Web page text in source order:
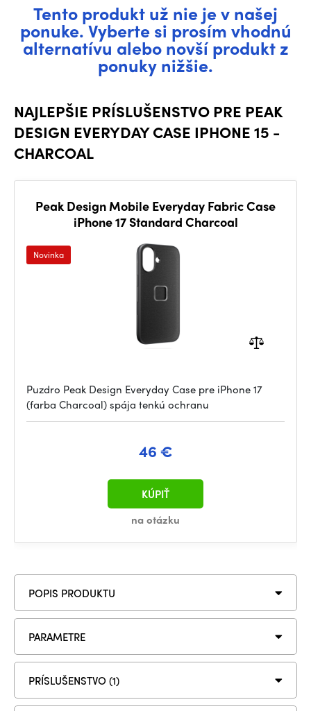
Tento produkt už nie je v našej
ponuke. Vyberte si prosím vhodnú
alternatívu alebo novší produkt z
ponuky nižšie.
NAJLEPŠIE PRÍSLUŠENSTVO PRE PEAK
DESIGN EVERYDAY CASE IPHONE 15 -
CHARCOAL
Peak Design Mobile Everyday Fabric Case
iPhone 17 Standard Charcoal
Novinka
Puzdro Peak Design Everyday Case pre iPhone 17
(farba Charcoal) spája tenkú ochranu
46 €
na otázku
KÚPIŤ
POPIS PRODUKTU
PARAMETRE
PRÍSLUŠENSTVO (1)